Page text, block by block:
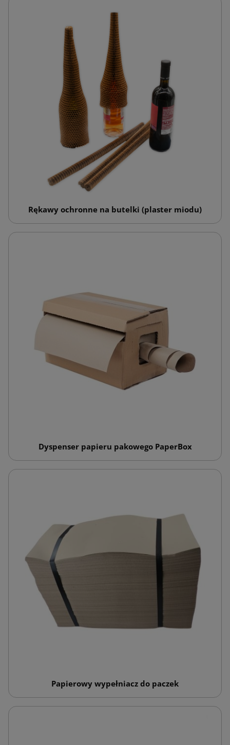
Rękawy ochronne na butelki (plaster miodu)
Dyspenser papieru pakowego PaperBox
Papierowy wypełniacz do paczek